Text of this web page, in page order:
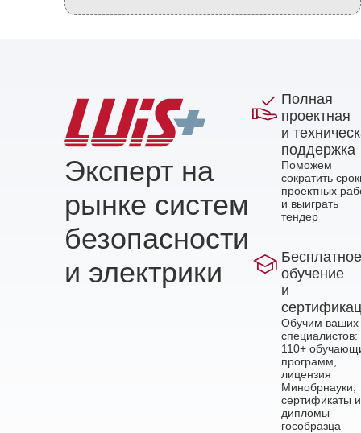
Эксперт на
рынке систем
безопасности
и электрики
Полная
проектная
и
поддержка
Поможем
сократить
проектных
и выиграть
тендер
Бесплатное
обучение
и
Обучим ваших
специалистов:
110+
программ,
лицензия
Минобрнауки,
сертификаты и
дипломы
гособразца